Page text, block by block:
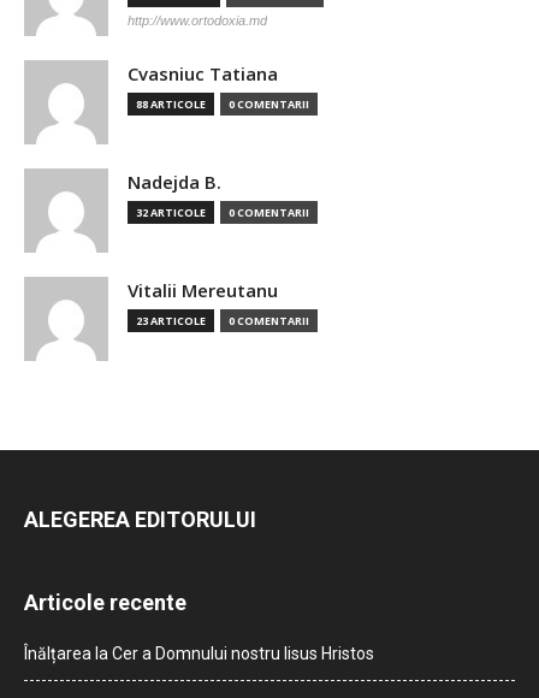
http://www.ortodoxia.md
Cvasniuc Tatiana
88 ARTICOLE 0 COMENTARII
Nadejda B.
32 ARTICOLE 0 COMENTARII
Vitalii Mereutanu
23 ARTICOLE 0 COMENTARII
ALEGEREA EDITORULUI
Articole recente
Înălțarea la Cer a Domnului nostru Iisus Hristos